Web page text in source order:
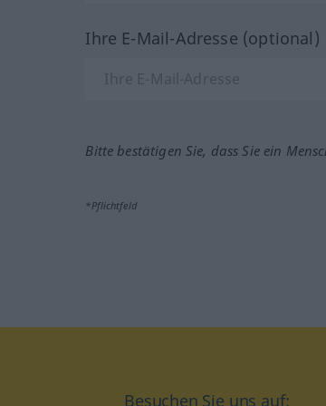
Ihre E-Mail-Adresse (optional)
Bitte bestätigen Sie, dass Sie ein
*Pflichtfeld
Besuchen Sie uns auf: